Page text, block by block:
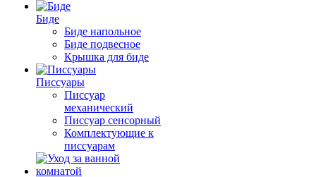
Биде
Биде напольное
Биде подвесное
Крышка для биде
Писсуары
Писсуар
механический
Писсуар сенсорный
Комплектующие к
писсуарам